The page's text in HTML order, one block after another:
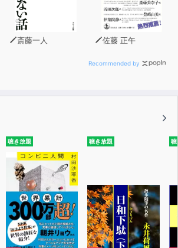
斎藤一人 佐藤 正午
Recommended by
聴き放題 聴き放題 聴